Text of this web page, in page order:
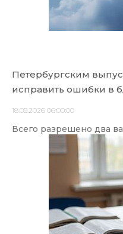
Петербургским
исправить ошибки в
18.05.2026 06:00:00
Всего разрешено два